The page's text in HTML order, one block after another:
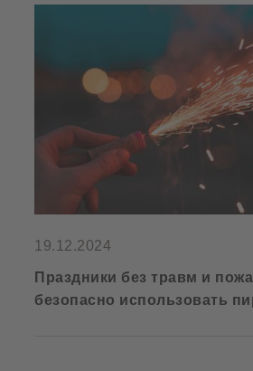
19.12.2024
Праздники без травм и
безопасно использовать